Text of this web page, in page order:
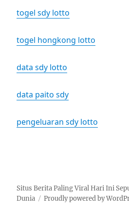
togel sdy lotto
togel hongkong lotto
data sdy lotto
data paito sdy
pengeluaran sdy lotto
Situs Berita Paling Viral Hari Ini
Dunia
Proudly powered by